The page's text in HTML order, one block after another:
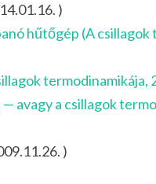
)
hűtőgép (A csillagok
termodinamikája,
avagy a csillagok
)